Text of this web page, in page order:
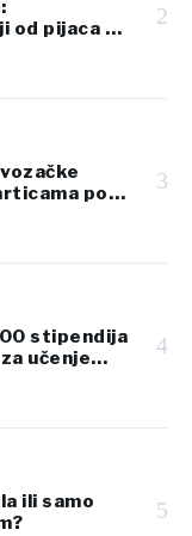
pijaca za
2
po
3
stipendija
učenje
4
ili samo
5